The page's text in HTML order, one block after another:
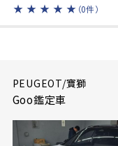
★ ★ ★ ★ ★ （0件）
PEUGEOT/寶獅
Goo鑑定車